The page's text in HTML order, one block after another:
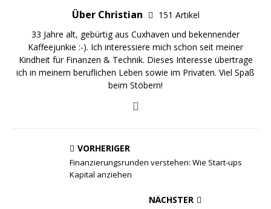
Über Christian
151 Artikel
33 Jahre alt, gebürtig aus Cuxhaven und bekennender
Kaffeejunkie :-). Ich interessiere mich schon seit meiner
Kindheit für Finanzen & Technik. Dieses Interesse übertrage
ich in meinem beruflichen Leben sowie im Privaten. Viel Spaß
beim Stöbern!
VORHERIGER
Finanzierungsrunden verstehen: Wie Start-ups
Kapital anziehen
NÄCHSTER